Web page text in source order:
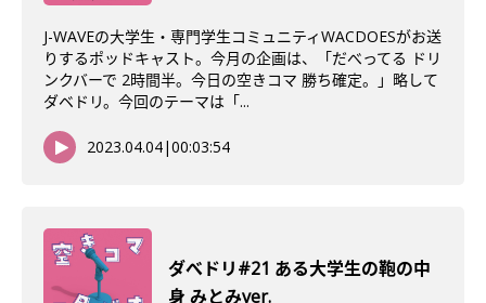
J-WAVEの大学生・専門学生コミュニティWACDOESがお送
りするポッドキャスト。今月の企画は、「だべってる ドリ
ンクバーで 2時間半。今日の空きコマ 勝ち確定。」略して
ダベドリ。今回のテーマは「...
2023.04.04|00:03:54
ダべドリ#21 ある大学生の鞄の中
身 みとみver.